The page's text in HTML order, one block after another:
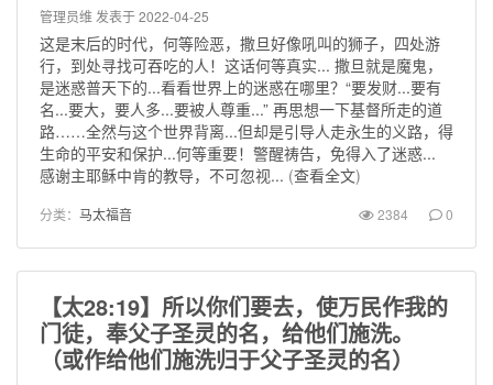
管理员维 发表于 2022-04-25
这是末后的时代，何等险恶，撒旦好像吼叫的狮子，四处游
行，到处寻找可吞吃的人！这话何等真实... 撒旦就是魔鬼，
是迷惑普天下的...看看世界上的迷惑在哪里？“要发财...要有
名...要大，要人多...要被人尊重...” 再思想一下基督所走的道
路……全然与这个世界背离...但却是引导人走永生的义路，得
生命的平安和保护...何等重要！警醒祷告，免得入了迷惑...
感谢主耶稣中肯的教导，不可忽视... (查看全文)
分类： 马太福音 2384 0
【太28:19】所以你们要去，使万民作我的
门徒，奉父子圣灵的名，给他们施洗。
（或作给他们施洗归于父子圣灵的名）